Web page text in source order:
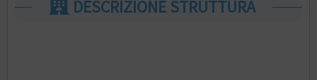
DESCRIZIONE STRUTTURA